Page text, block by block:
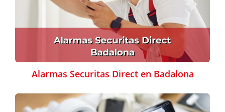
Alarmas Securitas Direct en Badalona